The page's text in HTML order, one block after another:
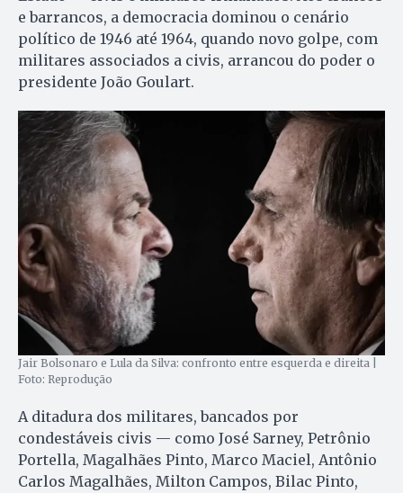
e barrancos, a democracia dominou o cenário
político de 1946 até 1964, quando novo golpe, com
militares associados a civis, arrancou do poder o
presidente João Goulart.
Jair Bolsonaro e Lula da Silva: confronto entre esquerda e direita |
Foto: Reprodução
A ditadura dos militares, bancados por
condestáveis civis — como José Sarney, Petrônio
Portella, Magalhães Pinto, Marco Maciel, Antônio
Carlos Magalhães, Milton Campos, Bilac Pinto,